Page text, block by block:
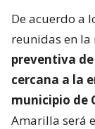
De acuerdo a
reunidas en la
preventiva
cercana a la
municipio de
Amarilla será